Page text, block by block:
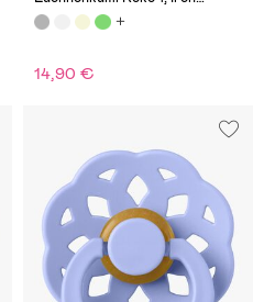
Glow/Baby Blue Glow
14,90 €